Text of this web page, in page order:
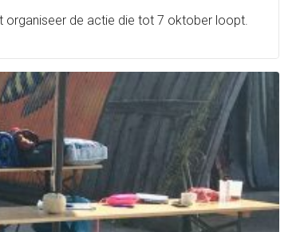
organiseer de actie die tot 7 oktober loopt.